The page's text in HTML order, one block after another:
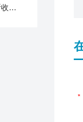
化学试剂的常用英文缩写（果断收藏）